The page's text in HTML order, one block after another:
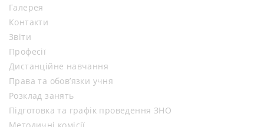
Галерея
Контакти
Звіти
Професії
Дистанційне навчання
Права та обов’язки учня
Розклад занять
Підготовка та графік проведення ЗНО